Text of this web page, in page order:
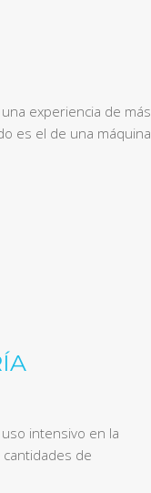
experiencia de más
es el de una máquina
intensivo en la
de